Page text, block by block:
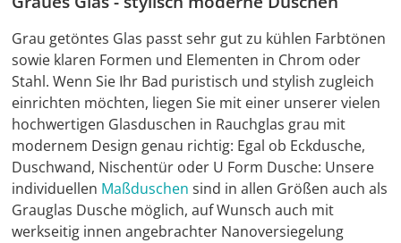
Grau getöntes Glas passt sehr gut zu kühlen Farbtönen
sowie klaren Formen und Elementen in Chrom oder
Stahl. Wenn Sie Ihr Bad puristisch und stylish zugleich
einrichten möchten, liegen Sie mit einer unserer vielen
hochwertigen Glasduschen in Rauchglas grau mit
modernem Design genau richtig: Egal ob Eckdusche,
Duschwand, Nischentür oder U Form Dusche: Unsere
individuellen Maßduschen sind in allen Größen auch als
Grauglas Dusche möglich, auf Wunsch auch mit
werkseitig innen angebrachter Nanoversiegelung